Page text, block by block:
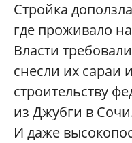
Стройка
где проживало
Власти
снесли их сараи
строительству
из Джубги в
И даже